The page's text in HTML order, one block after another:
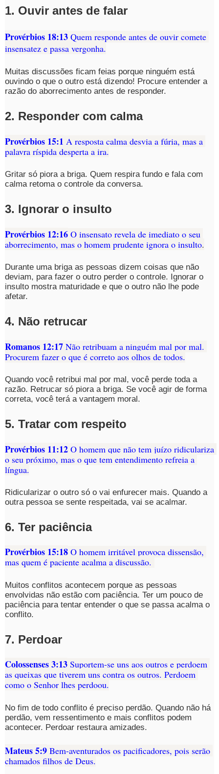
1. Ouvir antes de falar
Provérbios 18:13 Quem responde antes de ouvir comete
insensatez e passa vergonha.
Muitas discussões ficam feias porque ninguém está
ouvindo o que o outro está dizendo! Procure entender a
razão do aborrecimento antes de responder.
2. Responder com calma
Provérbios 15:1 A resposta calma desvia a fúria, mas a
palavra ríspida desperta a ira.
Gritar só piora a briga. Quem respira fundo e fala com
calma retoma o controle da conversa.
3. Ignorar o insulto
Provérbios 12:16 O insensato revela de imediato o seu
aborrecimento, mas o homem prudente ignora o insulto.
Durante uma briga as pessoas dizem coisas que não
deviam, para fazer o outro perder o controle. Ignorar o
insulto mostra maturidade e que o outro não lhe pode
afetar.
4. Não retrucar
Romanos 12:17 Não retribuam a ninguém mal por mal.
Procurem fazer o que é correto aos olhos de todos.
Quando você retribui mal por mal, você perde toda a
razão. Retrucar só piora a briga. Se você agir de forma
correta, você terá a vantagem moral.
5. Tratar com respeito
Provérbios 11:12 O homem que não tem juízo ridiculariza
o seu próximo, mas o que tem entendimento refreia a
língua.
Ridicularizar o outro só o vai enfurecer mais. Quando a
outra pessoa se sente respeitada, vai se acalmar.
6. Ter paciência
Provérbios 15:18 O homem irritável provoca dissensão,
mas quem é paciente acalma a discussão.
Muitos conflitos acontecem porque as pessoas
envolvidas não estão com paciência. Ter um pouco de
paciência para tentar entender o que se passa acalma o
conflito.
7. Perdoar
Colossenses 3:13 Suportem-se uns aos outros e perdoem
as queixas que tiverem uns contra os outros. Perdoem
como o Senhor lhes perdoou.
No fim de todo conflito é preciso perdão. Quando não há
perdão, vem ressentimento e mais conflitos podem
acontecer. Perdoar restaura amizades.
Mateus 5:9 Bem-aventurados os pacificadores, pois serão
chamados filhos de Deus.